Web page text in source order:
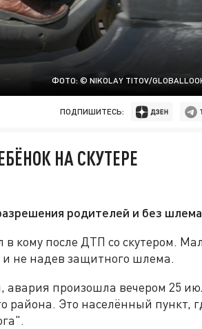
ФОТО: © NIKOLAY TITOV/
ПОДПИШИТЕСЬ:
НА СКУТЕРЕ
родителей и без
кому после ДТП со скутером.
и не надев защитного шлема.
авария произошла вечером 25
района. Это населённый пункт,